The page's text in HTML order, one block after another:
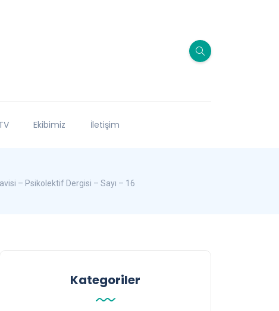
Ekibimiz İletişim
– Psikolektif Dergisi – Sayı – 16
Kategoriler